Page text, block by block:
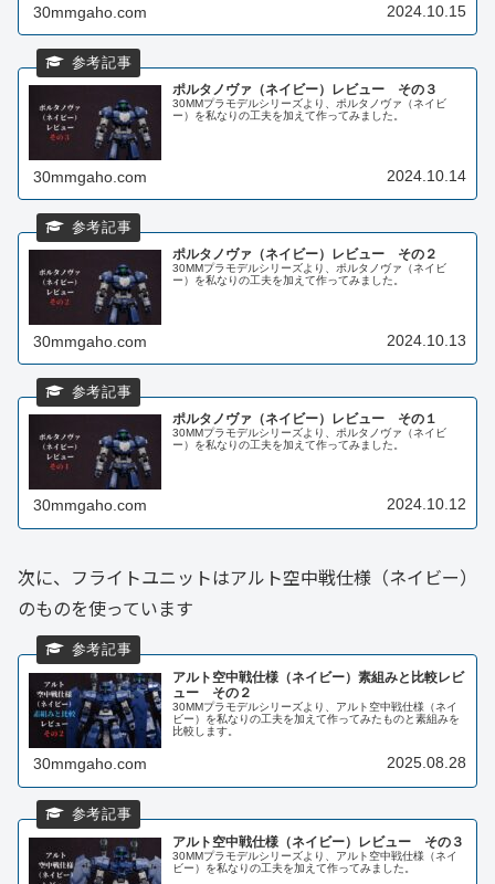
30mmgaho.com 2024.10.15
ポルタノヴァ（ネイビー）レビュー その３
30MMプラモデルシリーズより、ポルタノヴァ（ネイビ
ー）を私なりの工夫を加えて作ってみました。
30mmgaho.com 2024.10.14
ポルタノヴァ（ネイビー）レビュー その２
30MMプラモデルシリーズより、ポルタノヴァ（ネイビ
ー）を私なりの工夫を加えて作ってみました。
30mmgaho.com 2024.10.13
ポルタノヴァ（ネイビー）レビュー その１
30MMプラモデルシリーズより、ポルタノヴァ（ネイビ
ー）を私なりの工夫を加えて作ってみました。
30mmgaho.com 2024.10.12
次に、フライトユニットはアルト空中戦仕様（ネイビー）
のものを使っています
アルト空中戦仕様（ネイビー）素組みと比較レビ
ュー その２
30MMプラモデルシリーズより、アルト空中戦仕様（ネイ
ビー）を私なりの工夫を加えて作ってみたものと素組みを
比較します。
30mmgaho.com 2025.08.28
アルト空中戦仕様（ネイビー）レビュー その３
30MMプラモデルシリーズより、アルト空中戦仕様（ネイ
ビー）を私なりの工夫を加えて作ってみました。